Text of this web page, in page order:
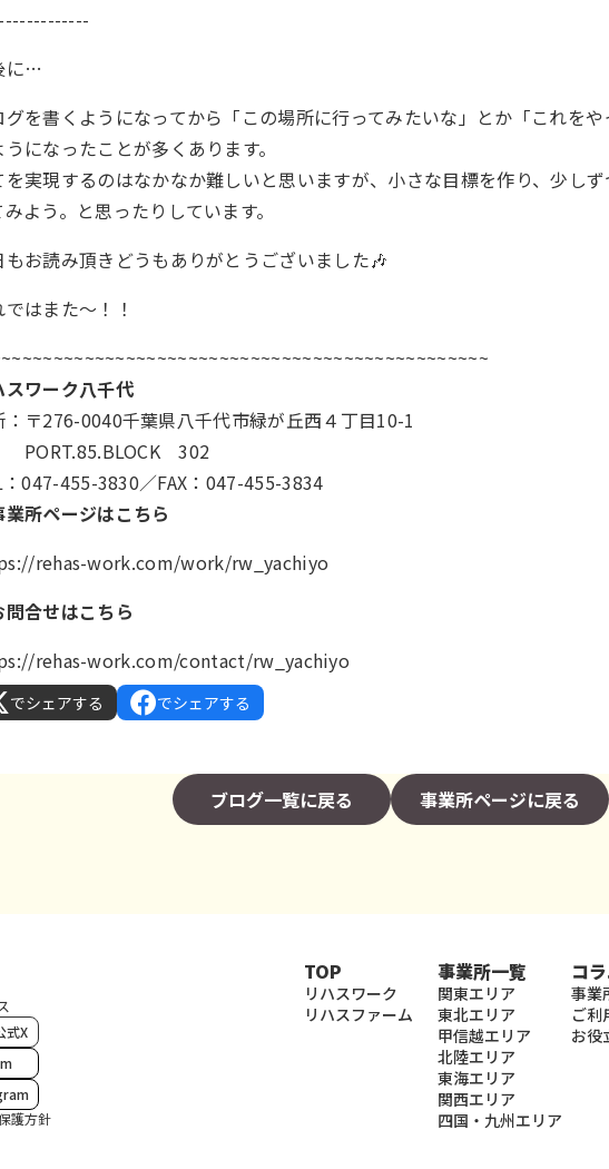
に…
グを書くようになってから「この場所に行ってみたいな」とか「これを
うになったことが多くあります。
を実現するのはなかなか難しいと思いますが、小さな目標を作り、少し
みよう。と思ったりしています。
もお読み頂きどうもありがとうございました🎶
ではまた〜！！
スワーク八千代
：〒276-0040千葉県八千代市緑が丘西４丁目10-1
302
047-455-3830／FAX：047-455-3834
所ページはこちら
rehas-work.com/work/rw_yachiyo
合せはこちら
rehas-work.com/contact/rw_yachiyo
でシェアする でシェアする
ブログ一覧に戻る 事業所ページに戻る
式X
護方針
TOP
リハスワーク
リハスファーム
事業所一覧
関東エリア
東北エリア
甲信越エリア
北陸エリア
東海エリア
関西エリア
四国・九州エリア
コ
事業
ご利
お役